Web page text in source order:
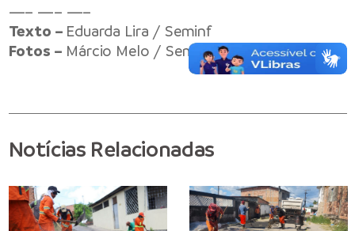
—– —– —–
Texto – Eduarda Lira / Seminf
Fotos – Márcio Melo / Seminf
Notícias Relacionadas